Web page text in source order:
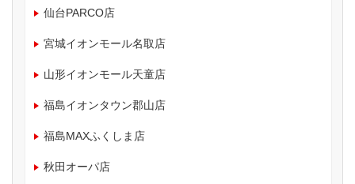
仙台PARCO店
宮城イオンモール名取店
山形イオンモール天童店
福島イオンタウン郡山店
福島MAXふくしま店
秋田オーパ店